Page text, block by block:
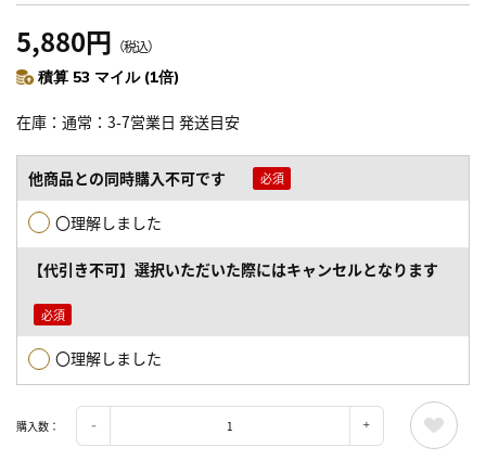
5,880円 （税込）
積算 53 マイル (1倍)
在庫 通常：3-7営業日 発送目安
他商品との同時購入不可です
〇理解しました
【代引き不可】選択いただいた際にはキャンセルとなります
〇理解しました
購入数：